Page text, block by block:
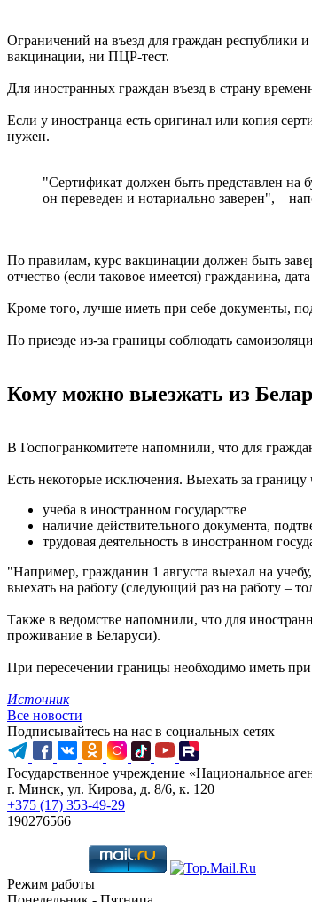
Ограничений на въезд для граждан республики
вакцинации, ни ПЦР-тест.
Для иностранных граждан въезд в страну
Если у иностранца есть оригинал или копия
нужен.
"Сертификат должен быть представлен на
он переведен и нотариально заверен", –
По правилам, курс вакцинации должен быть
отчество (если таковое имеется) гражданина,
Кроме того, лучше иметь при себе документы,
По приезде из-за границы соблюдать
Кому можно выезжать из
В Госпогранкомитете напомнили, что для
Есть некоторые исключения. Выехать за
учеба в иностранном государстве
наличие действительного документа,
трудовая деятельность в иностранном
"Например, гражданин 1 августа выехал на
выехать на работу (следующий раз на работу –
Также в ведомстве напомнили, что для
проживание в Беларуси).
При пересечении границы необходимо иметь
Источник
Все новости
Подписывайтесь на нас в социальных сетях
Государственное учреждение «Национальное
г. Минск, ул. Кирова, д. 8/6, к. 120
+375 (17) 353-49-29
190276566
Режим работы